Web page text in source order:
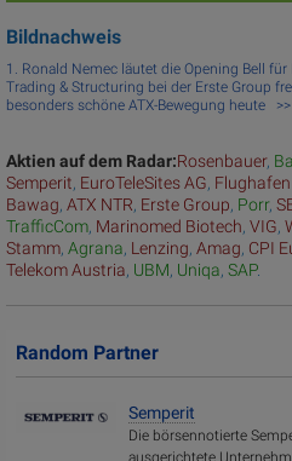
Bildnachweis
1. Ronald Nemec läutet die Opening Bell
Trading & Structuring bei der Erste Group
besonders schöne ATX-Bewegung heute
Aktien auf dem Radar:Rosenbauer,
Semperit, EuroTeleSites AG,
Bawag, ATX NTR, Erste Group, Porr,
TrafficCom, Marinomed Biotech, VIG,
Stamm, Agrana, Lenzing, Amag, CPI
Telekom Austria, UBM, Uniqa, SAP.
Random Partner
Semperit
Die börsennotierte
ausgerichtete